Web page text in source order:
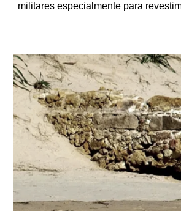
militares especialmente para